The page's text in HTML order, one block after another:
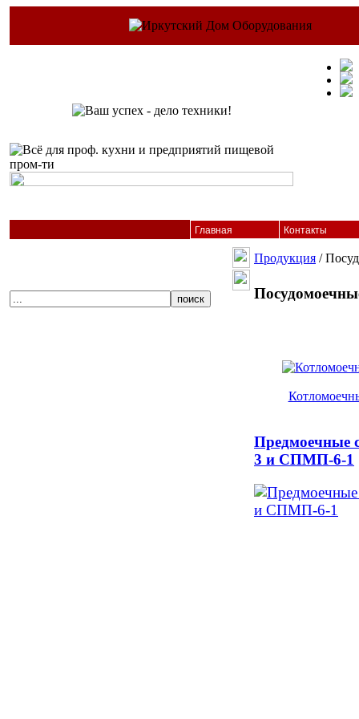
Главная Контакты
Продукция /
3 и СПМП-6-1